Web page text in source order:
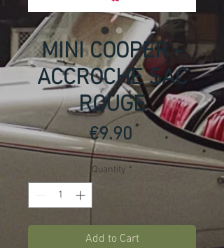
MINI COOPER -
ACCROCHE SAC
ROUGE
€9.90Price
Quantity *
Add to Cart